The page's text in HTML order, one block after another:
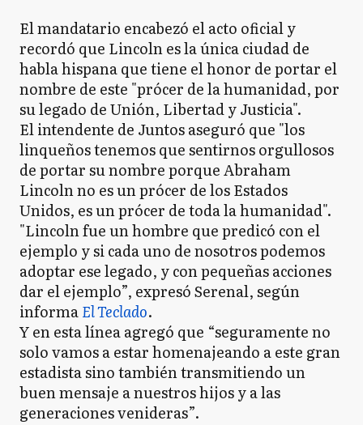
El mandatario encabezó el acto oficial y
recordó que Lincoln es la única ciudad de
habla hispana que tiene el honor de portar el
nombre de este "prócer de la humanidad, por
su legado de Unión, Libertad y Justicia".
El intendente de Juntos aseguró que "los
linqueños tenemos que sentirnos orgullosos
de portar su nombre porque Abraham
Lincoln no es un prócer de los Estados
Unidos, es un prócer de toda la humanidad".
"Lincoln fue un hombre que predicó con el
ejemplo y si cada uno de nosotros podemos
adoptar ese legado, y con pequeñas acciones
dar el ejemplo”, expresó Serenal, según
informaEl Teclado.
Y en esta línea agregó que “seguramente no
solo vamos a estar homenajeando a este gran
estadista sino también transmitiendo un
buen mensaje a nuestros hijos y a las
generaciones venideras”.